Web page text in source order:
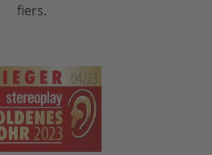
fiers.